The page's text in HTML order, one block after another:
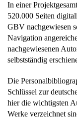
In einer
520.000 Seiten
GBV nachgewiesen
Navigation
nachgewiesenen
selbstständig
Die
Schlüssel zur
hier die wichtigsten
Werke verzeichnet